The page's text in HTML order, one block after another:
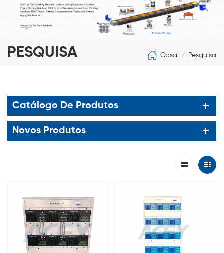
PESQUISA Casa / Pesquisa
Catálogo De Produtos
Novos Produtos